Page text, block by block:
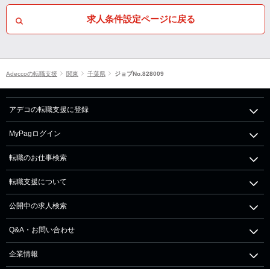
求人条件設定ページに戻る
Adeccoの転職支援 関東 千葉県 ジョブNo.828009
アデコの転職支援に登録
MyPagログイン
転職のお仕事検索
転職支援について
公開中の求人検索
Q&A・お問い合わせ
企業情報